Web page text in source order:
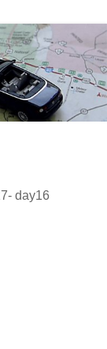
day16